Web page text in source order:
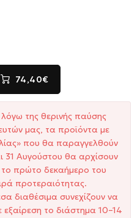
74,40€
της θερινής παύσης
μας, τα προϊόντα με
που θα παραγγελθούν
31 Αυγούστου θα αρχίσουν
πρώτο δεκαήμερο του
προτεραιότητας.
διαθέσιμα συνεχίζουν να
το διάστημα 10–14